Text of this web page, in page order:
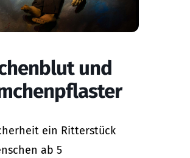
und
ein Ritterstück
ab 5